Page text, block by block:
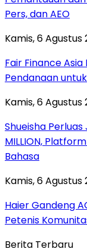
Pers, dan AEO
Kamis, 6 Agustus
Fair Finance
Pendanaan
Kamis, 6 Agustus
Shueisha
MILLION,
Bahasa
Kamis, 6 Agustus
Haier Gandeng
Petenis
Berita Terbaru